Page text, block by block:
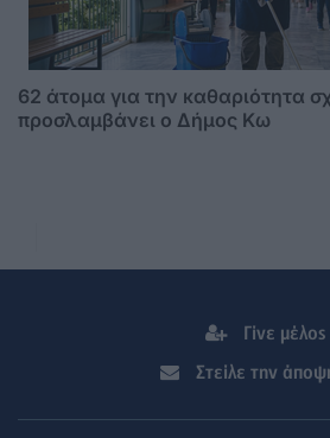
62 άτομα για την καθαριότητα
προσλαμβάνει ο Δήμος Κω
Γίνε μέλος
Στείλε την